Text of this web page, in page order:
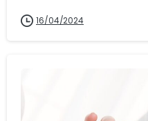
16/04/2024